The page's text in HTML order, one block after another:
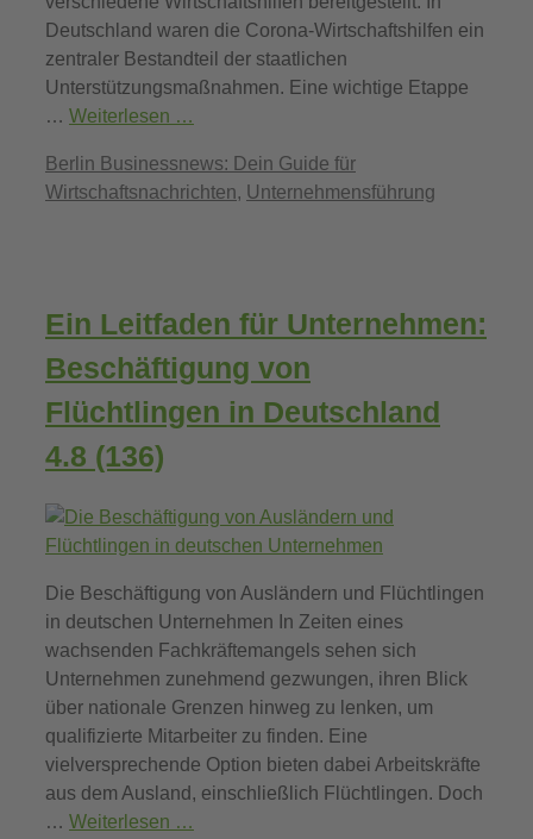
Deutschland waren die Corona-Wirtschaftshilfen ein
zentraler Bestandteil der staatlichen
Unterstützungsmaßnahmen. Eine wichtige Etappe
… Weiterlesen …
Kategorien
Berlin Businessnews: Dein Guide für
Wirtschaftsnachrichten, Unternehmensführung
Ein Leitfaden für Unternehmen:
Beschäftigung von
Flüchtlingen in Deutschland
4.8 (136)
Die Beschäftigung von Ausländern und Flüchtlingen
in deutschen Unternehmen In Zeiten eines
wachsenden Fachkräftemangels sehen sich
Unternehmen zunehmend gezwungen, ihren Blick
über nationale Grenzen hinweg zu lenken, um
qualifizierte Mitarbeiter zu finden. Eine
vielversprechende Option bieten dabei Arbeitskräfte
aus dem Ausland, einschließlich Flüchtlingen. Doch
… Weiterlesen …